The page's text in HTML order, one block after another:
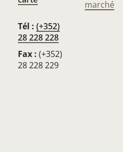
Tél : (+352)
28 228 228
Fax : (+352)
28 228 229
marché